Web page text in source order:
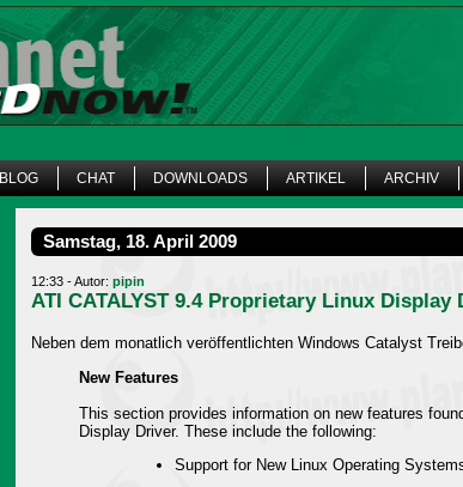
BLOG CHAT DOWNLOADS ARTIKEL ARCHIV
Samstag, 18. April 2009
12:33 - Autor: pipin
ATI CATALYST 9.4 Proprietary Linux Display
Neben dem monatlich veröffentlichten Windows Catalyst
New Features
This section provides information on new features
Display Driver. These include the following:
Support for New Linux Operating